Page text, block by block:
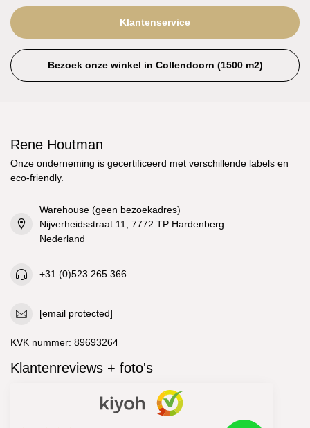
Klantenservice
Bezoek onze winkel in Collendoorn (1500 m2)
Rene Houtman
Onze onderneming is gecertificeerd met verschillende labels en
eco-friendly.
Warehouse (geen bezoekadres)
Nijverheidsstraat 11, 7772 TP Hardenberg
Nederland
+31 (0)523 265 366
[email protected]
KVK nummer: 89693264
Klantenreviews + foto's